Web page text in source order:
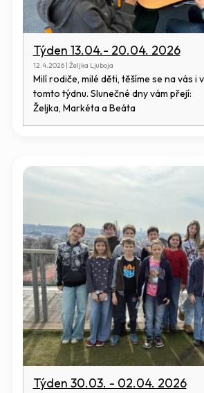
Týden 13.04.- 20.04. 2026
12.4.2026 | Željka Ljuboja
Milí rodiče, milé děti, těšíme se na vás i v
tomto týdnu. Slunečné dny vám přejí:
Željka, Markéta a Beáta
Týden 30.03. - 02.04. 2026